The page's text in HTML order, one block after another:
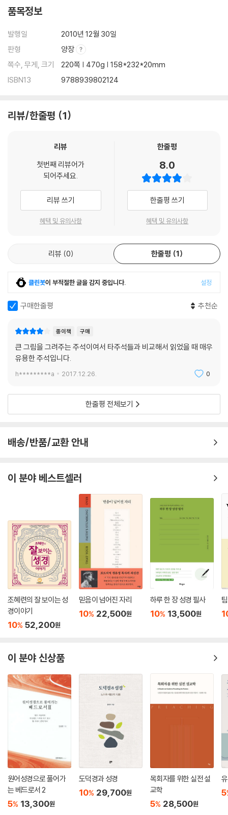
품목정보
발행일
2010년 12월 30일
판형
양장
쪽수, 무게, 크기
220쪽 | 470g | 158*232*20mm
ISBN13
9788939802124
리뷰/한줄평 1
리뷰
첫번째 리뷰어가
되어주세요.
리뷰 쓰기
혜택 및 유의사항
한줄평
8.0
한줄평 쓰기
혜택 및 유의사항
리뷰 0 한줄평 1
클린봇이 부적절한 글을 감지 중입니다. 설정
구매한줄평 추천순
종이책 구매
큰 그림을 그려주는 주석이여서 타주석들과 비교해서 읽었을 때 매우
유용한 주석입니다.
h*********a 2017.12.26. 0
한줄평 전체보기
배송/반품/교환 안내
이 분야 베스트셀러
조혜련의 잘 보이는 성
경이야기
10% 52,200원
믿음이 넘어진 자리
10% 22,500원
하루 한 장 성경 필사
10% 13,500원
이 분야 신상품
원어성경으로 풀어가
는 베드로서 2
5% 13,300원
도덕경과 성경
10% 29,700원
목회자를 위한 실전 설
교학
5% 28,500원
5